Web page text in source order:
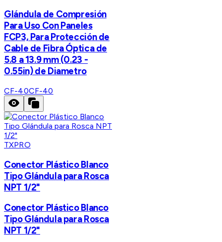
Glándula de Compresión
Para Uso Con Paneles
FCP3, Para Protección de
Cable de Fibra Óptica de
5.8 a 13.9 mm (0.23 -
0.55in) de Diametro
CF-40CF-40
TXPRO
Conector Plástico Blanco
Tipo Glándula para Rosca
NPT 1/2"
Conector Plástico Blanco
Tipo Glándula para Rosca
NPT 1/2"